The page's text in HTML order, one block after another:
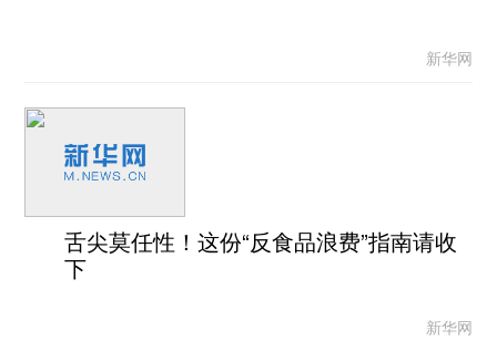
新华网
舌尖莫任性！这份“反食品浪费”指南请收
下
新华网